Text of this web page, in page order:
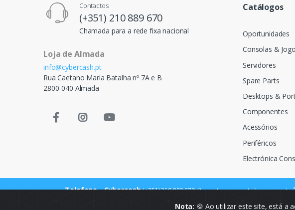
Contactos
(+351) 210 889 670
Chamada para a rede fixa nacional
Loja de Almada
info@cybercash.pt
Rua Caetano Maria Batalha nº 7A e B
2800-040 Almada
Catálogos
Oportunidades
Consolas &
Servidores
Spare Parts
Desktops &
Componentes
Acessórios
Periféricos
Electrónica
Telefone - Cybercash (+351) 210 889 670 Chamada para a rede fixa nacional
Nota: 🍪 Ao utilizar este site, está a